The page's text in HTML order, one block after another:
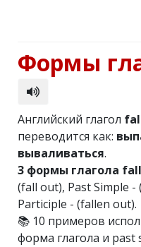
Формы
Английский глагол
переводится как:
вываливаться.
3 формы глагола
(fall out), Past Simple -
Participle - (fallen out).
📚 10 примеров
форма глагола и past